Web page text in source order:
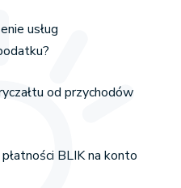
usług
od przychodów
BLIK na konto